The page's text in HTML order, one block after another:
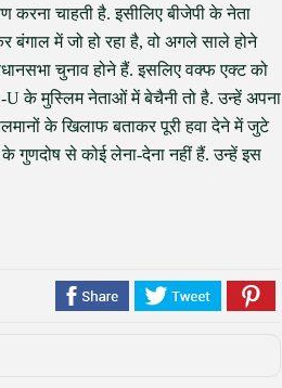
करना चाहती है. इसीलिए बीजेपी के नेता
बंगाल में जो हो रहा है, वो अगले साले होने
चुनाव होने हैं. इसलिए वक्फ एक्ट को
U के मुस्लिम नेताओं में बेचैनी तो है. उन्हें अपना
के खिलाफ बताकर पूरी हवा देने में जुटे
गुणदोष से कोई लेना-देना नहीं हैं. उन्हें इस